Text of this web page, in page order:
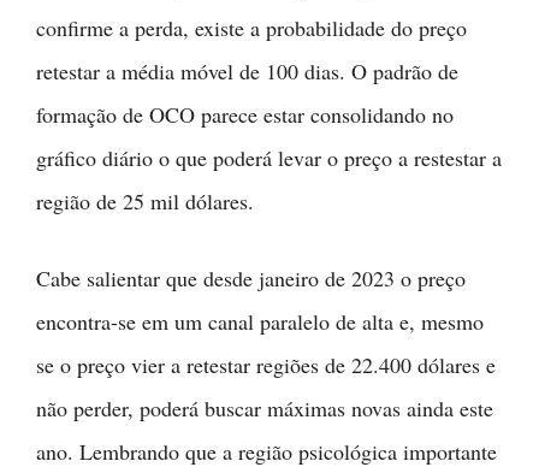
confirme a perda, existe a probabilidade do preço
retestar a média móvel de 100 dias. O padrão de
formação de OCO parece estar consolidando no
gráfico diário o que poderá levar o preço a restestar a
região de 25 mil dólares.
Cabe salientar que desde janeiro de 2023 o preço
encontra-se em um canal paralelo de alta e, mesmo
se o preço vier a retestar regiões de 22.400 dólares e
não perder, poderá buscar máximas novas ainda este
ano. Lembrando que a região psicológica importante